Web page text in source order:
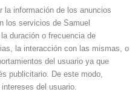
la información de los anuncios
los servicios de Samuel
duración o frecuencia de
la interacción con las mismas, o
del usuario ya que
publicitario. De este modo,
del usuario.